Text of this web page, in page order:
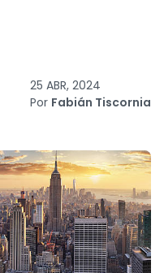
25 ABR, 2024
Por Fabián Tiscornia